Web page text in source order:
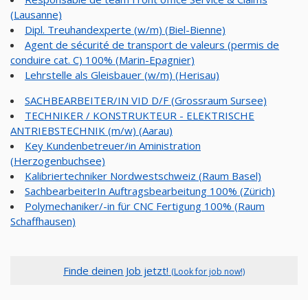
(Lausanne)
Dipl. Treuhandexperte (w/m) (Biel-Bienne)
Agent de sécurité de transport de valeurs (permis de
conduire cat. C) 100% (Marin-Epagnier)
Lehrstelle als Gleisbauer (w/m) (Herisau)
SACHBEARBEITER/IN VID D/F (Grossraum Sursee)
TECHNIKER / KONSTRUKTEUR - ELEKTRISCHE
ANTRIEBSTECHNIK (m/w) (Aarau)
Key Kundenbetreuer/in Aministration
(Herzogenbuchsee)
Kalibriertechniker Nordwestschweiz (Raum Basel)
SachbearbeiterIn Auftragsbearbeitung 100% (Zürich)
Polymechaniker/-in für CNC Fertigung 100% (Raum
Schaffhausen)
Finde deinen Job jetzt! (Look for job now!)